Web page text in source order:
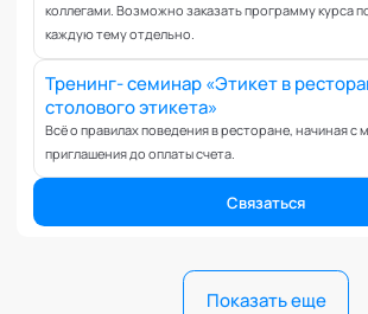
коллегами. Возможно заказать программу курса
каждую тему отдельно.
Тренинг- семинар «Этикет в
столового этикета»
Всё о правилах поведения в ресторане, начиная с
приглашения до оплаты счета.
Связаться
Показать еще